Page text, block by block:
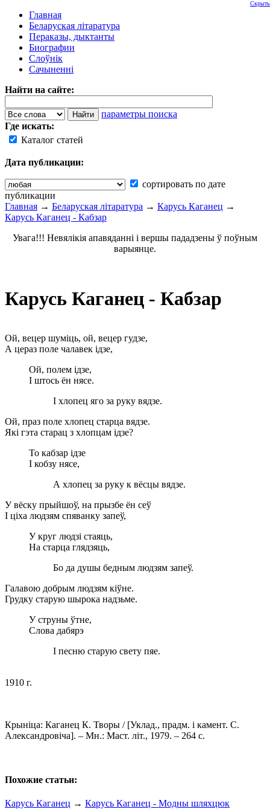
Главная
Беларуская літаратура
Пераказы, дыктанты
Биографии
Слоўнік
Сачыненні
Найти на сайте:
параметры поиска
Где искать:
Каталог статей
Дата публикации:
сортировать по дате
публикации
Скрыть
Главная → Беларуская літаратура → Карусь Каганец →
Карусь Каганец - Кабзар
Увага!!! Невялікія апавяданні і вершы пададзены ў поўным
варыянце.
Карусь Каганец - Кабзар
Ой, вецер шуміць, ой, вецер гудзе,
А цераз поле чалавек ідзе,
Ой, полем ідзе,
I штось ён нясе.
I хлопец яго за руку вядзе.
Ой, праз поле хлопец старца вядзе.
Які гэта старац з хлопцам ідзе?
То кабзар ідзе
I кобзу нясе,
А хлопец за руку к вёсцы вядзе.
У вёску прыйшоў, на прызбе ён сеў
I ціха людзям спяванку запеў,
У круг людзі стаяць,
На старца глядзяць,
Бо да душы бедным людзям запеў.
Галавою добрым людзям кіўне.
Грудку старую шырока надзьме.
У струны ўтне,
Слова дабярэ
I песню старую свету пяе.
1910 г.
Крыніца: Каганец К. Творы / [Уклад., прадм. і камент. С.
Александровіча]. – Мн.: Маст. літ., 1979. – 264 с.
Похожие статьи:
Карусь Каганец → Карусь Каганец - Модны шляхцюк